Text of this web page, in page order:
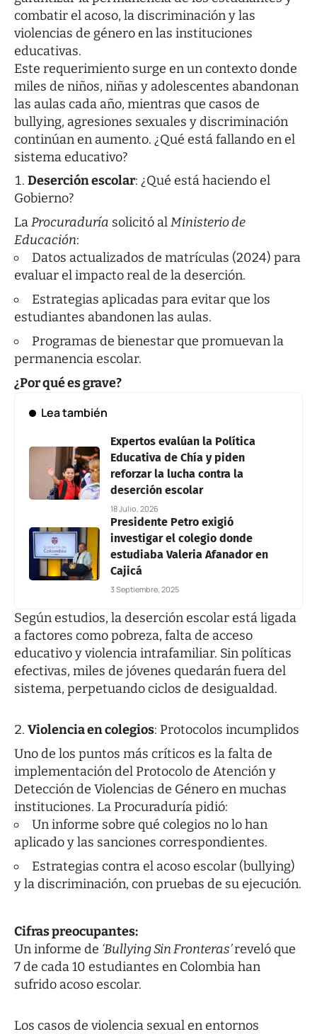
combatir el acoso, la discriminación y las
violencias de género en las instituciones
educativas.
Este requerimiento surge en un contexto donde
miles de niños, niñas y adolescentes abandonan
las aulas cada año, mientras que casos de
bullying, agresiones sexuales y discriminación
continúan en aumento. ¿Qué está fallando en el
sistema educativo?
Deserción escolar: ¿Qué está haciendo el
Gobierno?
LaProcuraduría solicitó alMinisterio de
Educación:
Datos actualizados de matrículas (2024) para
evaluar el impacto real de la deserción.
Estrategias aplicadas para evitar que los
estudiantes abandonen las aulas.
Programas de bienestar que promuevan la
permanencia escolar.
¿Por qué es grave?
Lea también
Expertos evalúan la Política
Educativa de Chía y piden
reforzar la lucha contra la
deserción escolar
18 Julio, 2026
Presidente Petro exigió
investigar el colegio donde
estudiaba Valeria Afanador en
Cajicá
3 Septiembre, 2025
Según estudios, la deserción escolar está ligada
a factores como pobreza, falta de acceso
educativo y violencia intrafamiliar. Sin políticas
efectivas, miles de jóvenes quedarán fuera del
sistema, perpetuando ciclos de desigualdad.
Violencia en colegios: Protocolos incumplidos
Uno de los puntos más críticos es la falta de
implementación del Protocolo de Atención y
Detección de Violencias de Género en muchas
instituciones. La Procuraduría pidió:
Un informe sobre qué colegios no lo han
aplicado y las sanciones correspondientes.
Estrategias contra el acoso escolar (bullying)
y la discriminación, con pruebas de su ejecución.
Cifras preocupantes:
Un informe de ‘Bullying Sin Fronteras’reveló que
7 de cada 10 estudiantes en Colombia han
sufrido acoso escolar.
Los casos de violencia sexual en entornos